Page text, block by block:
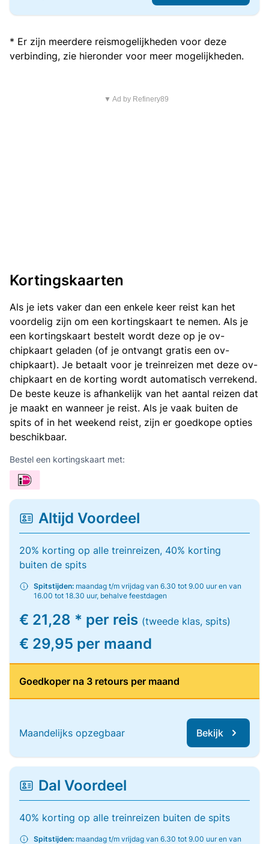
* Er zijn meerdere reismogelijkheden voor deze
verbinding, zie hieronder voor meer mogelijkheden.
▼ Ad by Refinery89
Kortingskaarten
Als je iets vaker dan een enkele keer reist kan het
voordelig zijn om een kortingskaart te nemen. Als je
een kortingskaart bestelt wordt deze op je ov-
chipkaart geladen (of je ontvangt gratis een ov-
chipkaart). Je betaalt voor je treinreizen met deze ov-
chipkaart en de korting wordt automatisch verrekend.
De beste keuze is afhankelijk van het aantal reizen dat
je maakt en wanneer je reist. Als je vaak buiten de
spits of in het weekend reist, zijn er goedkope opties
beschikbaar.
Bestel een kortingskaart met:
Altijd Voordeel
20% korting op alle treinreizen, 40% korting
buiten de spits
Spitstijden: maandag t/m vrijdag van 6.30 tot 9.00 uur en van
16.00 tot 18.30 uur, behalve feestdagen
€ 21,28 * per reis (tweede klas, spits)
€ 29,95 per maand
Goedkoper na 3 retours per maand
Maandelijks opzegbaar Bekijk
Dal Voordeel
40% korting op alle treinreizen buiten de spits
Spitstijden: maandag t/m vrijdag van 6.30 tot 9.00 uur en van